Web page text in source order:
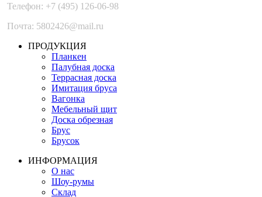
Телефон: +7 (495) 126-06-98
Почта: 5802426@mail.ru
ПРОДУКЦИЯ
Планкен
Палубная доска
Террасная доска
Имитация бруса
Вагонка
Мебельный щит
Доска обрезная
Брус
Брусок
ИНФОРМАЦИЯ
О нас
Шоу-румы
Склад